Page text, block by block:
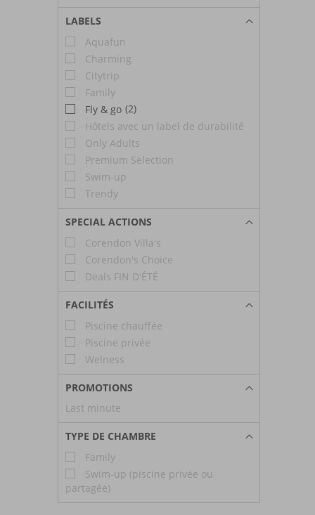
LABELS
Aquafun
Charming
Citytrip
Family
Fly & go (2)
Hôtels avec un label de durabilité
Only Adults
Premium Selection
Swim-up
Trendy
SPECIAL ACTIONS
Corendon Villa's
Corendon's Choice
Deals FIN D'ÉTÉ
FACILITÉS
Piscine chauffée
Piscine privée
Welness
PROMOTIONS
Last minute
TYPE DE CHAMBRE
Family
Swim-up (piscine privée ou
partagée)